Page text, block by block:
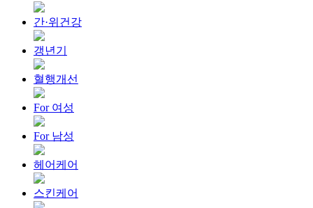
간·위건강
갱년기
혈행개선
For 여성
For 남성
헤어케어
스킨케어